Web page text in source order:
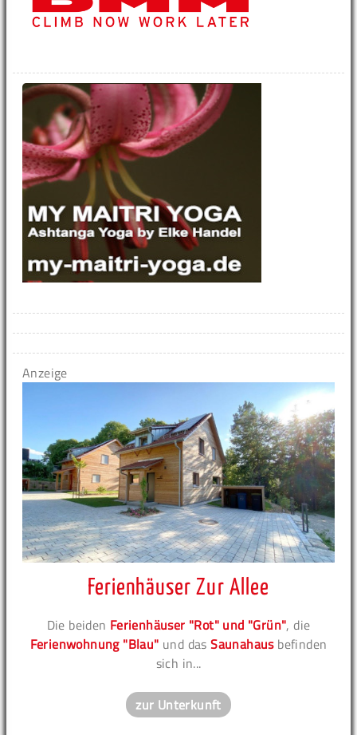
Anzeige
Ferienhäuser Zur Allee
Die beiden Ferienhäuser "Rot" und "Grün", die
Ferienwohnung "Blau" und dasSaunahausbefinden
sich in...
zur Unterkunft